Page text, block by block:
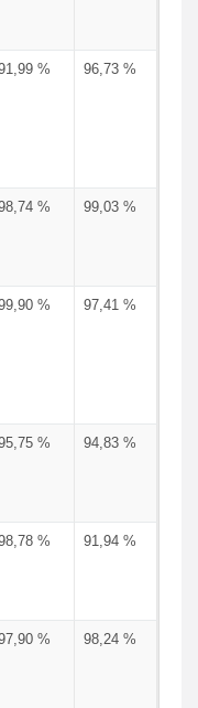
% 96,73 %
% 99,03 %
% 97,41 %
% 94,83 %
% 91,94 %
% 98,24 %